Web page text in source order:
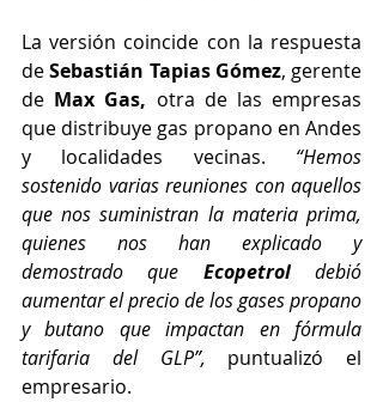
La versión coincide con la respuesta
de Sebastián Tapias Gómez, gerente
de Max Gas, otra de las empresas
que distribuye gas propano en Andes
y localidades vecinas. “Hemos
sostenido varias reuniones con aquellos
que nos suministran la materia prima,
quienes nos han explicado y
demostrado que Ecopetrol debió
aumentar el precio de los gases propano
y butano que impactan en fórmula
tarifaria del GLP”, puntualizó el
empresario.